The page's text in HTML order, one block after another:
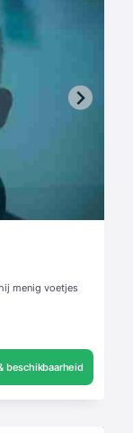
menig voetjes
beschikbaarheid